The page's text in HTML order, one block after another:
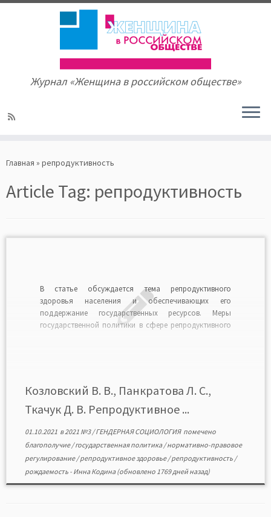
to
Журнал «Женщина в российском обществе»
Главная » репродуктивность
Article Tag: репродуктивность
В статье обсуждается тема репродуктивного
здоровья населения и обеспечивающих его
поддержание государственных ресурсов. Меры
государственной политики в сфере репродуктивного
мероприятий, данные меры включают нормативно-
правовое регулирование брачно-семейных
отношений, репродуктивного поведения.
здоровья […]
Козловский В. В., Панкратова Л. С.,
Ткачук Д. В. Репродуктивное ...
01.10.2021в2021 №3/ГЕНДЕРНАЯ СОЦИОЛОГИЯ помечено
благополучие/государственная политика/нормативно-правовое
регулирование/репродуктивное здоровье/репродуктивность /
рождаемость - Инна Кодина(обновлено 1769 дней назад)